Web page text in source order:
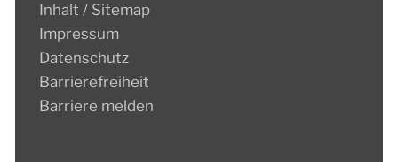
Inhalt / Sitemap
Impressum
Datenschutz
Barrierefreiheit
Barriere melden